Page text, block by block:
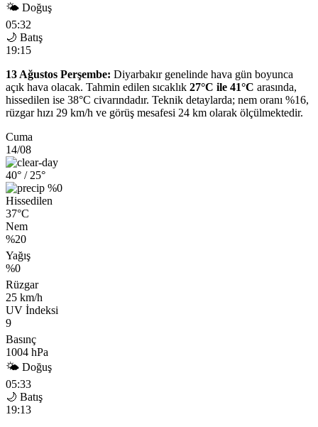
🌤 Doğuş
05:32
🌙 Batış
19:15
13 Ağustos Perşembe: Diyarbakır genelinde hava gün boyunca
açık hava olacak. Tahmin edilen sıcaklık 27°C ile 41°C arasında,
hissedilen ise 38°C civarındadır. Teknik detaylarda; nem oranı %16,
rüzgar hızı 29 km/h ve görüş mesafesi 24 km olarak ölçülmektedir.
Cuma
14/08
40° / 25°
%0
Hissedilen
37°C
Nem
%20
Yağış
%0
Rüzgar
25 km/h
UV İndeksi
9
Basınç
1004 hPa
🌤 Doğuş
05:33
🌙 Batış
19:13